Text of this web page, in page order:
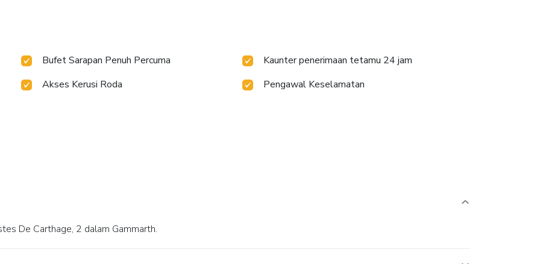
Bufet Sarapan Penuh Percuma
Kaunter penerimaan tetamu 24 jam
Akses Kerusi Roda
Pengawal Keselamatan
De Carthage, 2 dalam Gammarth.